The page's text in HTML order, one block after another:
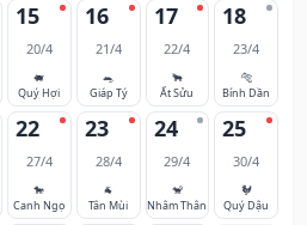
15
20/4
🐖
Quý Hợi
16
21/4
🐀
Giáp Tý
17
22/4
🐂
Ất Sửu
18
23/4
🐅
Bính Dần
22
27/4
🐎
Canh Ngọ
23
28/4
🐐
Tân Mùi
24
29/4
🐒
Nhâm Thân
25
30/4
🐓
Quý Dậu